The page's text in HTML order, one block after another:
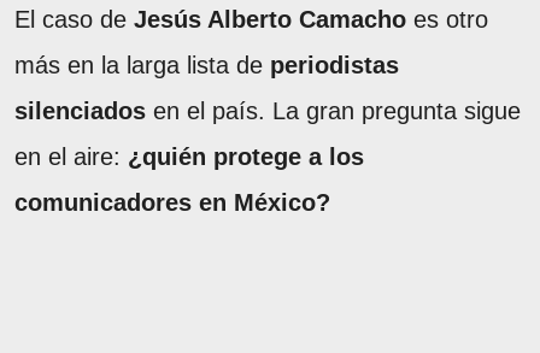
El caso de Jesús Alberto Camacho es otro
más en la larga lista de periodistas
silenciados en el país. La gran pregunta sigue
en el aire: ¿quién protege a los
comunicadores en México?